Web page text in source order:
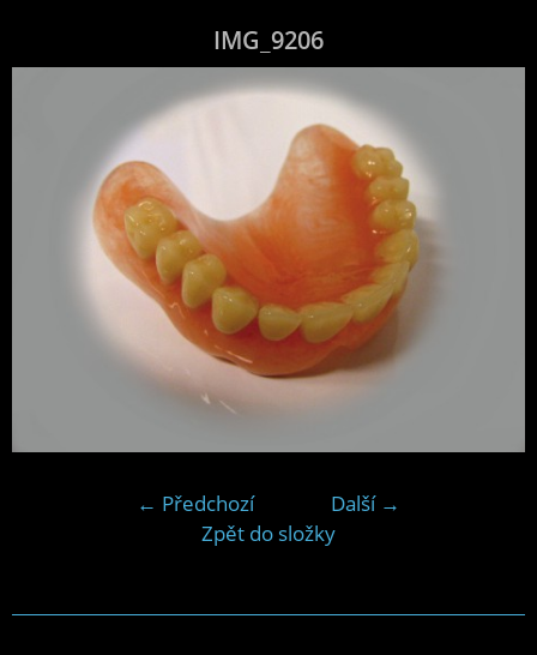
IMG_9206
← Předchozí
Další →
Zpět do složky